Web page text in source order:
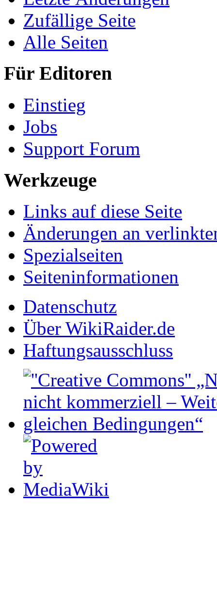
Zufällige Seite
Alle Seiten
Für Editoren
Einstieg
Jobs
Support Forum
Werkzeuge
Links auf diese Seite
Änderungen an
Spezialseiten
Seiten­informationen
Datenschutz
Über WikiRaider.de
Haftungsausschluss